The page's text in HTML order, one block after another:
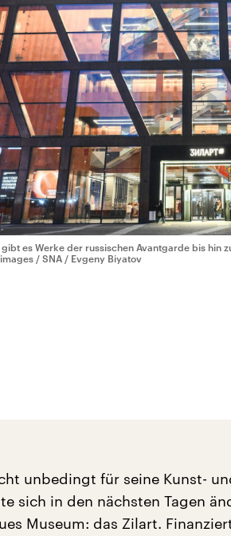
es Werke der russischen Avantgarde bis hin
/ SNA / Evgeny Biyatov
unbedingt für seine Kunst-
sich in den nächsten Tagen
Museum: das Zilart.